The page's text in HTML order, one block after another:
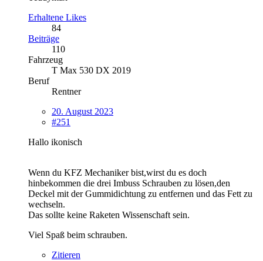
Erhaltene Likes
84
Beiträge
110
Fahrzeug
T Max 530 DX 2019
Beruf
Rentner
20. August 2023
#251
Hallo ikonisch
Wenn du KFZ Mechaniker bist,wirst du es doch
hinbekommen die drei Imbuss Schrauben zu lösen,den
Deckel mit der Gummidichtung zu entfernen und das Fett zu
wechseln.
Das sollte keine Raketen Wissenschaft sein.
Viel Spaß beim schrauben.
Zitieren